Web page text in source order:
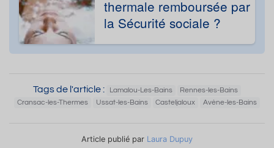
thermale remboursée par
la Sécurité sociale ?
Tags de l'article : Lamalou-Les-Bains
Rennes-les-Bains
Cransac-les-Thermes
Ussat-les-Bains Casteljaloux Avène-les-Bains
Article publié par Laura Dupuy